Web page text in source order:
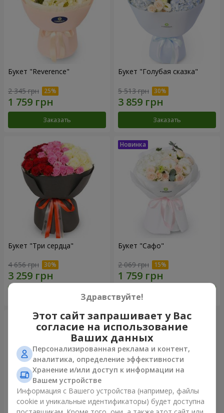
Букет "Reverence"
2 345 грн
Заказать
Букет "Голубая сказка"
5 513 грн
Заказать
Букет "Три сердца"
4 656 грн
Букет "Сафо"
2 069 грн
Здравствуйте!
Этот сайт запрашивает у Вас
согласие на использование
Ваших данных
Персонализированная реклама и контент,
аналитика, определение эффективности
Хранение и/или доступ к информации на
Вашем устройстве
Информация с Вашего устройства (например, файлы
cookie и уникальные идентификаторы) будет доступна